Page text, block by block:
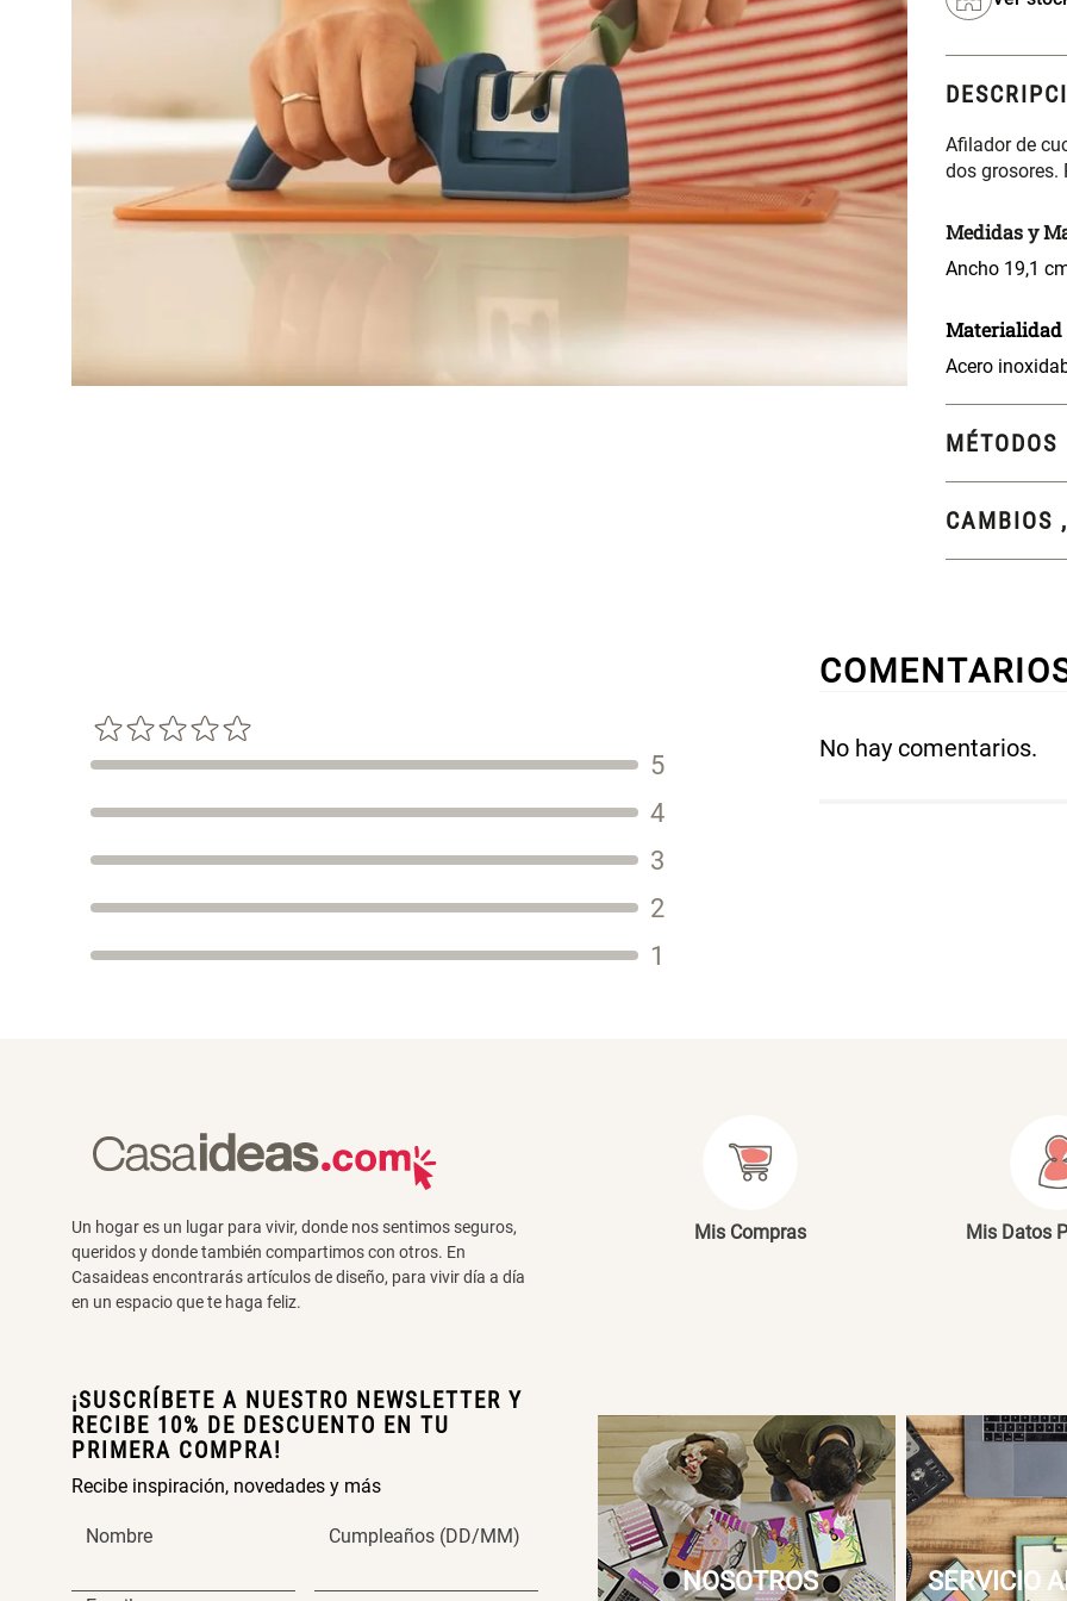
Afilador de
dos grosores.
Medidas y
Ancho 19,1
Materialidad
Acero
CAMBIOS
5
4
3
2
1
No hay comentarios.
Un hogar es un lugar para vivir, donde nos sentimos seguros,
queridos y donde también compartimos con otros. En
Casaideas encontrarás artículos de diseño, para vivir día a día
en un espacio que te haga feliz.
¡SUSCRÍBETE A NUESTRO NEWSLETTER Y
RECIBE 10% DE DESCUENTO EN TU
PRIMERA COMPRA!
Recibe inspiración, novedades y más
Nombre Cumpleaños (DD/MM)
Mis Compras Mis Datos
NOSOTROS SERVICIO